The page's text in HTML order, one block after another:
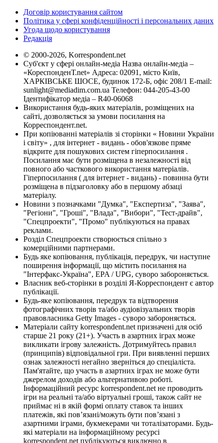
Договір користування сайтом
Політика у сфері конфіденційності і персональних даних
Угода щодо користування
Редакція
© 2000-2026, Korrespondent.net
Суб'єкт у сфері онлайн-медіа Назва онлайн-медіа –
«КореспонденТ.net» Адреса: 02091, місто Київ,
ХАРКІВСЬКЕ ШОСЕ, будинок 172-Б, офіс 208/1 E-mail:
sunlight@mediadim.com.ua Телефон: 044-205-43-00
Ідентифікатор медіа – R40-06068
Використання будь-яких матеріалів, розміщених на
сайті, дозволяється за умови посилання на
Корреспондент.net.
При копіюванні матеріалів зі сторінки « Новини України
і світу» , для інтернет - видань - обов'язкове пряме
відкрите для пошукових систем гіперпосилання .
Посилання має бути розміщена в незалежності від
повного або часткового використання матеріалів.
Гіперпосилання ( для інтернет - видань) - повинна бути
розміщена в підзаголовку або в першому абзаці
матеріалу.
Новини з позначками "Думка", "Експертиза", "Заява",
"Регіони", "Гроші", "Влада", "Вибори", "Тест-драйв",
"Спецпроекти", "Промо" публікуються на правах
реклами.
Розділ Спецпроекти створюється спільно з
комерційними партнерами.
Будь яке копіювання, публікація, передрук, чи наступне
поширення інформації, що містить посилання на
"Інтерфакс-Україна", EPA / UPG, суворо забороняється.
Власник веб-сторінки в розділі Я-Корреспондент є автор
публікації.
Будь-яке копіювання, передрук та відтворення
фотографічних творів та/або аудіовізуальних творів
правовласника Getty Images - суворо забороняється.
Матеріали сайту korrespondent.net призначені для осіб
старше 21 року (21+). Участь в азартних іграх може
викликати ігрову залежність. Дотримуйтесь правил
(принципів) відповідальної гри. При виявленні перших
ознак залежності негайно зверніться до спеціаліста.
Пам'ятайте, що участь в азартних іграх не може бути
джерелом доходів або альтернативою роботі.
Інформаційний ресурс korrespondent.net не проводить
ігри на реальні та/або віртуальні гроші, також сайт не
приймає ні в якій формі оплату ставок та інших
платежів, які пов’язані/можуть бути пов’язані з
азартними іграми, букмекерами чи тоталізаторами. Будь-
які матеріали на інформаційному ресурсі
korrespondent.net публікуються виключно в